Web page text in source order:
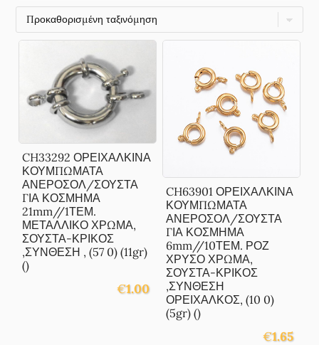
CH33292 ΟΡΕΙΧΑΛΚΙΝΑ
ΚΟΥΜΠΩΜΑΤΑ
ΑΝΕΡΟΣΟΛ/ΣΟΥΣΤΑ
ΓΙΑ ΚΟΣΜΗΜΑ
21mm//1ΤΕΜ.
ΜΕΤΑΛΛΙΚΟ ΧΡΩΜΑ,
ΣΟΥΣΤΑ-ΚΡΙΚΟΣ
,ΣΥΝΘΕΣΗ , (57 0) (11gr)
()
€1.00
CH63901 ΟΡΕΙΧΑΛΚΙΝΑ
ΚΟΥΜΠΩΜΑΤΑ
ΑΝΕΡΟΣΟΛ/ΣΟΥΣΤΑ
ΓΙΑ ΚΟΣΜΗΜΑ
6mm//10ΤΕΜ. ΡΟΖ
ΧΡΥΣΟ ΧΡΩΜΑ,
ΣΟΥΣΤΑ-ΚΡΙΚΟΣ
,ΣΥΝΘΕΣΗ
ΟΡΕΙΧΑΛΚΟΣ, (10 0)
(5gr) ()
€1.65